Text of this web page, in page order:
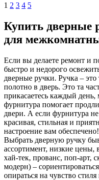
1 2 3 4 5
Купить дверные
для
Если вы делаете ремонт и
быстро и недорого
дверные ручки. Ручка –
полотно в дверь. Это та
прикасаетесь каждый день,
фурнитура помогает
двери. А если фурнитура
красивая, стильная и
настроение вам обеспечено!
Выбрать дверную ручку
ассортимент, низкие цены,
хай-тек, прованс, поп-арт,
модерн) –
опираться на чувство